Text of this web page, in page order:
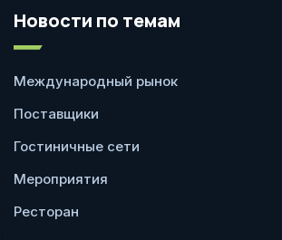
Новости по темам
Международный рынок
Поставщики
Гостиничные сети
Мероприятия
Ресторан